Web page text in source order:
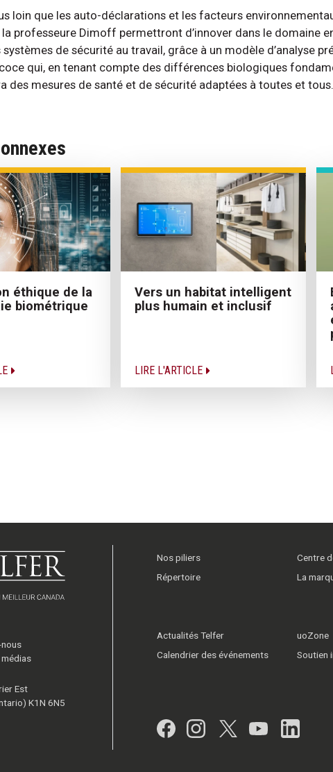
loin que les auto-déclarations et les facteurs
professeure Dimoff permettront d’innover dans le domaine
de sécurité au travail, grâce à un modèle d’analyse
qui, en tenant compte des différences biologiques
des mesures de santé et de sécurité adaptées à toutes et tous.
éthique de la
biométrique
Vers un habitat intelligent
plus humain et inclusif
LIRE L'ARTICLE
Est
K1N 6N5
Nos piliers
Répertoire
Centre
La
Actualités Telfer
Calendrier des événements
uoZone
Soutien
Facebook
Instagram
Twitter
YouTube